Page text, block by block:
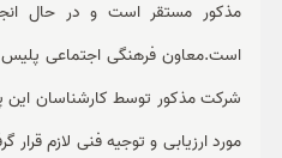
مذکور مستقر است و در حال
است.معاون فرهنگی اجتماعی پلیس
شرکت مذکور توسط کارشناسان
مورد ارزیابی و توجیه فنی لازم